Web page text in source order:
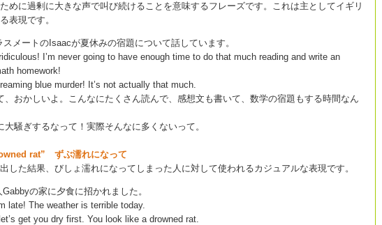
めに過剰に大きな声で叫び続けることを意味するフレーズです。これは主としてイギリ
表現です。
メートのIsaacが夏休みの宿題について話しています。
I’m never going to have enough time to do that much reading and write an
homework!
blue murder! It’s not actually that much.
、おかしいよ。こんなにたくさん読んで、感想文も書いて、数学の宿題もする時間なん
大騒ぎするなって！実際そんなに多くないって。
rat” ずぶ濡れになって
した結果、びしょ濡れになってしまった人に対して使われるカジュアルな表現です。
の家に夕食に招かれました。
late! The weather is terrible today.
get you dry first. You look like a drowned rat.